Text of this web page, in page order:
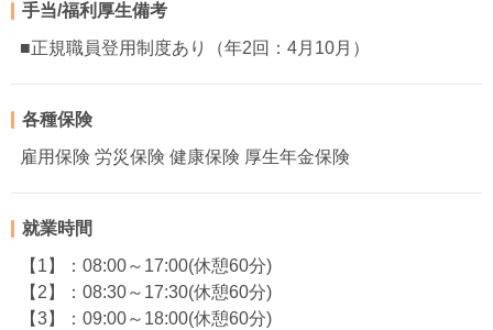
手当/福利厚生備考
■正規職員登用制度あり（年2回：4月10月）
各種保険
雇用保険 労災保険 健康保険 厚生年金保険
就業時間
【1】：08:00～17:00(休憩60分)
【2】：08:30～17:30(休憩60分)
【3】：09:00～18:00(休憩60分)